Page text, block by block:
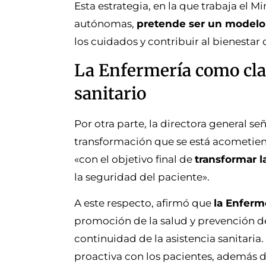
Esta estrategia, en la que trabaja el
autónomas, pretende ser un
los cuidados y contribuir al bienestar
La Enfermería como
sanitario
Por otra parte, la directora general
transformación que se está
«con el objetivo final de transformar
la seguridad del paciente».
A este respecto, afirmó que la
promoción de la salud y prevención
continuidad de la asistencia
proactiva con los pacientes, además